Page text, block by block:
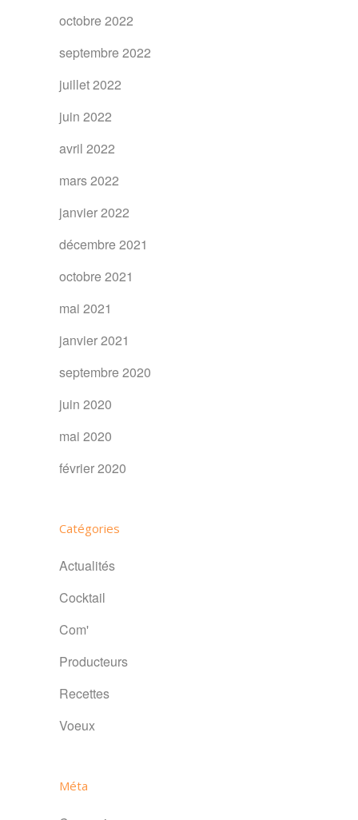
octobre 2022
septembre 2022
juillet 2022
juin 2022
avril 2022
mars 2022
janvier 2022
décembre 2021
octobre 2021
mai 2021
janvier 2021
septembre 2020
juin 2020
mai 2020
février 2020
Catégories
Actualités
Cocktail
Com'
Producteurs
Recettes
Voeux
Méta